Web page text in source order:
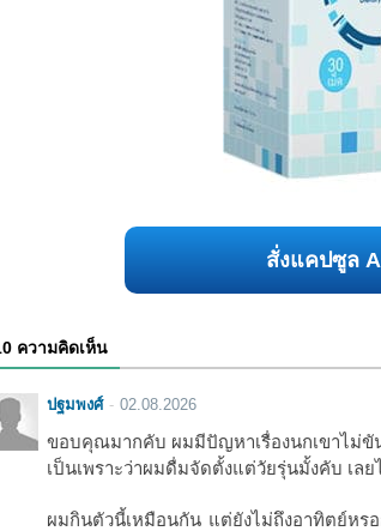
สั่งแคปซูล
ความคิดเห็น
ปฐมพงศ์ 02.08.2026
ขอบคุณมากคับ ผมมีปัญหาเรื่องนกเขาไม่ขั
เป็นเพราะว่าผมดื่มจัดตั้งแต่วัยรุ่นมั้งคับ เล
ผมกินตัวนี้เหมือนกัน แต่ยังไม่ถึงอาทิตย์หร